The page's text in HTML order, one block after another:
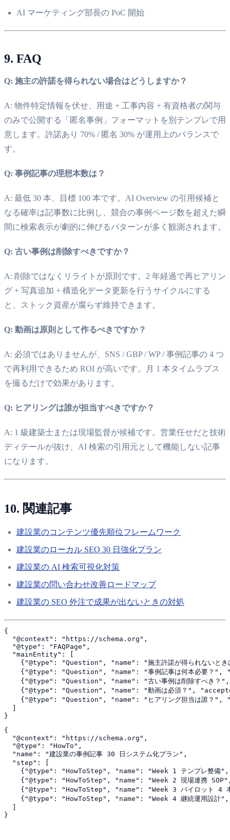
AI マーケティング部長の PoC 開始
9. FAQ
Q: 施主の許諾を得られない場合はどうしますか？
A: 物件特定情報を伏せ、用途 + 工事内容 + 有資格者の関与
のみで公開する「匿名事例」フォーマットを別テンプレで用
意します。許諾あり 70% / 匿名 30% が運用上のバランスで
す。
Q: 事例記事の理想本数は？
A: 最低 30 本、目標 100 本です。AI Overview の引用候補と
なる確率は記事数に比例し、競合の事例ページ数を超えた瞬
間に検索表示が劇的に伸びるパターンが多く観測されます。
Q: 古い事例は削除すべきですか？
A: 削除ではなくリライトが原則です。2 年経過で再ヒアリン
グ + 写真追加 + 構造化データ更新を行うサイクルにする
と、ストック資産が腐らず維持できます。
Q: 動画は原則として作るべきですか？
A: 必須ではありませんが、SNS / GBP / WP / 事例記事の 4 つ
で再利用できるため ROI が高いです。月 1 本タイムラプス
を撮るだけで効果があります。
Q: ヒアリングは誰が担当すべきですか？
A: 1 級建築士または現場監督が候補です。営業任せだと技術
ディテールが抜け、AI 検索の引用元として機能しない記事
になります。
10. 関連記事
建設業のコンテンツ優先順位フレームワーク
建設業のローカル SEO 30 日強化プラン
建設業の AI 検索可視化対策
建設業の問い合わせ改善ロードマップ
建設業の SEO 外注で成果が出ないときの対処
{
  "@context": "https://schema.org",
  "@type": "FAQPage",
  "mainEntity": [
{"@type": "Question", "name": "施主許諾が得られないとき
{"@type": "Question", "name": "事例記事は何本必要？",
{"@type": "Question", "name": "古い事例は削除すべき？",
{"@type": "Question", "name": "動画は必須？",
{"@type": "Question", "name": "ヒアリング担当は誰？",
{
  "@context": "https://schema.org",
  "@type": "HowTo",
  "name": "建設業の事例記事 30 日システム化プラン",
  "step": [
{"@type": "HowToStep", "name": "Week 1 テンプレ整備",
{"@type": "HowToStep", "name": "Week 2 現場連携 SOP",
{"@type": "HowToStep", "name": "Week 3 パイロット 4
{"@type": "HowToStep", "name": "Week 4 継続運用設計",